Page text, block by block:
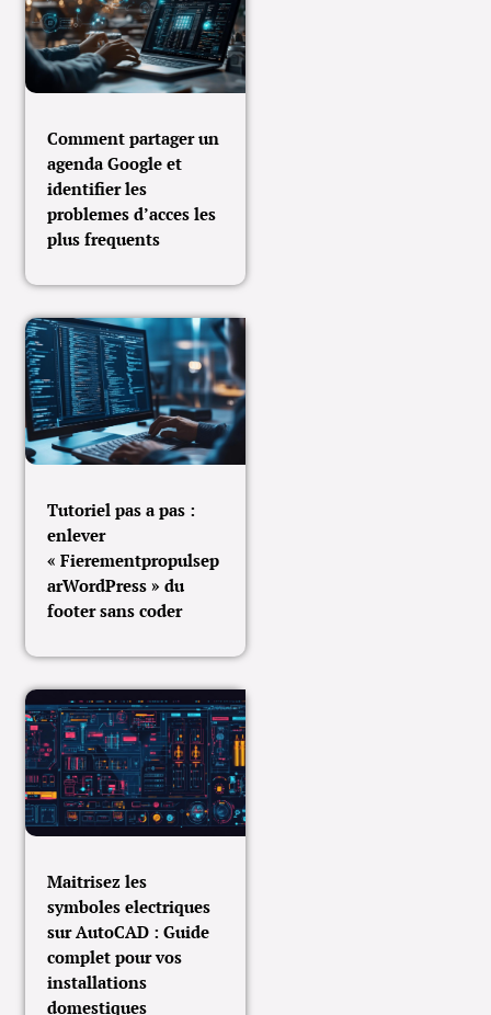
Comment partager un
agenda Google et
identifier les
problemes d’acces les
plus frequents
Tutoriel pas a pas :
enlever
« Fierementpropulsep
arWordPress » du
footer sans coder
Maitrisez les
symboles electriques
sur AutoCAD : Guide
complet pour vos
installations
domestiques